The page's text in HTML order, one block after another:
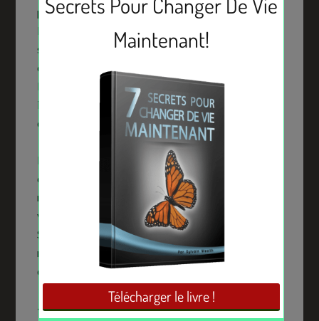
personne qui vous a insultée avait vraiment
l’intention de vous faire du mal ? ». Répondez
sincèrement à cette question avant toute chose. En
d’autres termes, s’agit-il vraiment d’une insulte et
l’avez-vous mal interprété ? Autre question
importante à vous poser : « Est-il peut-être normal
d’être insulté de temps à autre ? »
En effet, comme dit plus haut, chacun a le droit de
dire ce qu’il pense. Cependant, il faut être
respectueux les uns envers les autres. Demandez
vous également si : « l’insulteur est-il méchant ? ».
Si oui, êtes-vous obligé d’être comme lui ? LA
meilleure réponse à son insulte ne serait-elle pas
d’y répondre calmement avec sagesse ?
-Vous éloigner physiquement si possible :